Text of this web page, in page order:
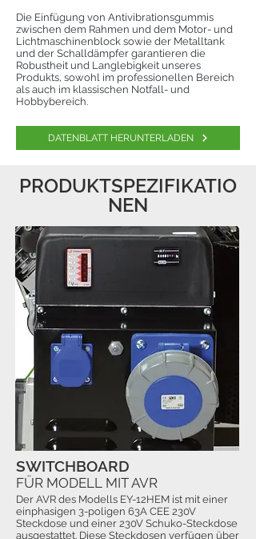
Die Einfügung von Antivibrationsgummis
zwischen dem Rahmen und dem Motor- und
Lichtmaschinenblock sowie der Metalltank
und der Schalldämpfer garantieren die
Robustheit und Langlebigkeit unseres
Produkts, sowohl im professionellen Bereich
als auch im klassischen Notfall- und
Hobbybereich.
DATENBLATT HERUNTERLADEN
PRODUKTSPEZIFIKATIO
NEN
Der AVR des Modells EY-12HEM ist mit einer
einphasigen 3-poligen 63A CEE 230V
Steckdose und einer 230V Schuko-Steckdose
ausgestattet. Diese Steckdosen verfügen über
SWITCHBOARD
FÜR MODELL MIT AVR